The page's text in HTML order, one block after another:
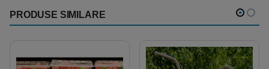
PRODUSE SIMILARE